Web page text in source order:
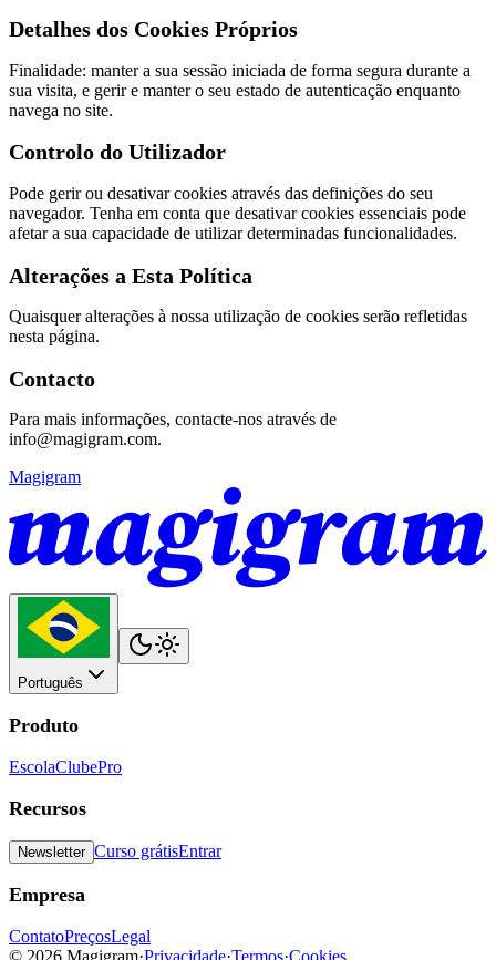
Detalhes dos Cookies Próprios
Finalidade: manter a sua sessão iniciada de forma segura durante a
sua visita, e gerir e manter o seu estado de autenticação enquanto
navega no site.
Controlo do Utilizador
Pode gerir ou desativar cookies através das definições do seu
navegador. Tenha em conta que desativar cookies essenciais pode
afetar a sua capacidade de utilizar determinadas funcionalidades.
Alterações a Esta Política
Quaisquer alterações à nossa utilização de cookies serão refletidas
nesta página.
Contacto
Para mais informações, contacte-nos através de
info@magigram.com.
Magigram
Português
Produto
EscolaClubePro
Recursos
Newsletter Curso grátisEntrar
Empresa
ContatoPreçosLegal
© 2026 Magigram·Privacidade·Termos·Cookies